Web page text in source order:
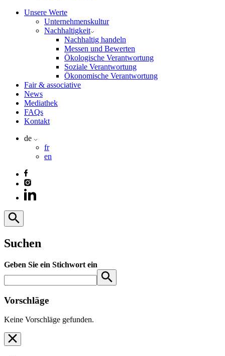
Unsere Werte
Unternehmenskultur
Nachhaltigkeit
Nachhaltig handeln
Messen und Bewerten
Ökologische Verantwortung
Soziale Verantwortung
Ökonomische Verantwortung
Fair & associative
News
Mediathek
FAQs
Kontakt
de
fr
en
Suchen
Geben Sie ein Stichwort ein
Vorschläge
Keine Vorschläge gefunden.